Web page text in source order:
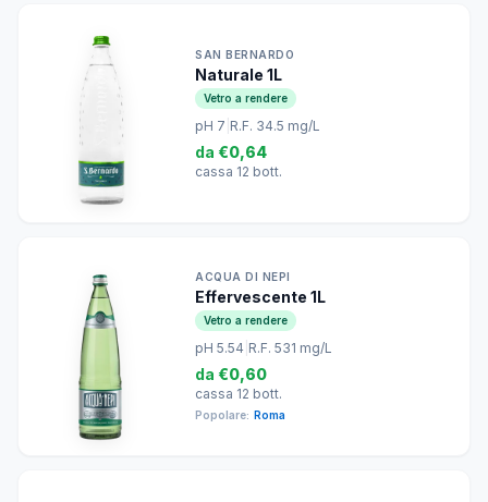
SAN BERNARDO
Naturale 1L
Vetro a rendere
pH 7 R.F. 34.5 mg/L
da €0,64
cassa 12 bott.
ACQUA DI NEPI
Effervescente 1L
Vetro a rendere
pH 5.54 R.F. 531 mg/L
da €0,60
cassa 12 bott.
Popolare: Roma